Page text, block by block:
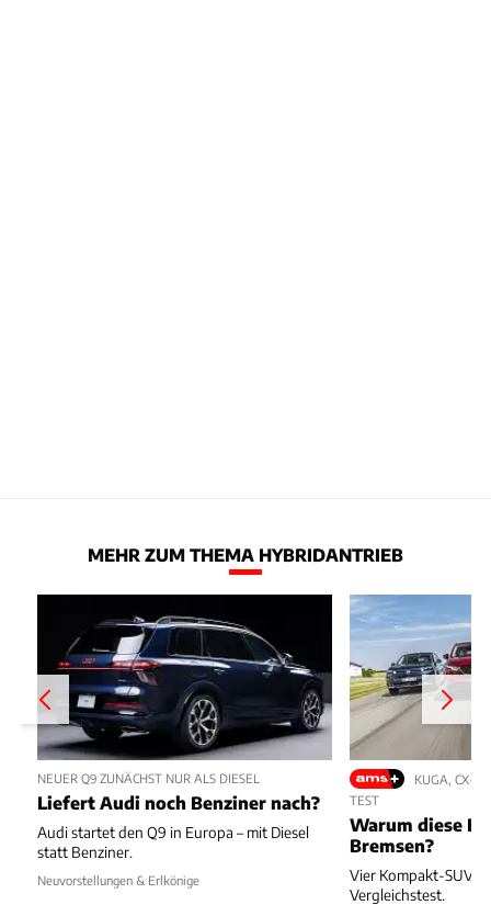
MEHR ZUM THEMA HYBRIDANTRIEB
NEUER Q9 ZUNÄCHST NUR ALS DIESEL
Liefert Audi noch Benziner nach?
Audi startet den Q9 in Europa – mit Diesel
statt Benziner.
Neuvorstellungen & Erlkönige
KUGA, CX-5,
TEST
Warum diese
Bremsen?
Vier Kompakt-SUV
Vergleichstest.